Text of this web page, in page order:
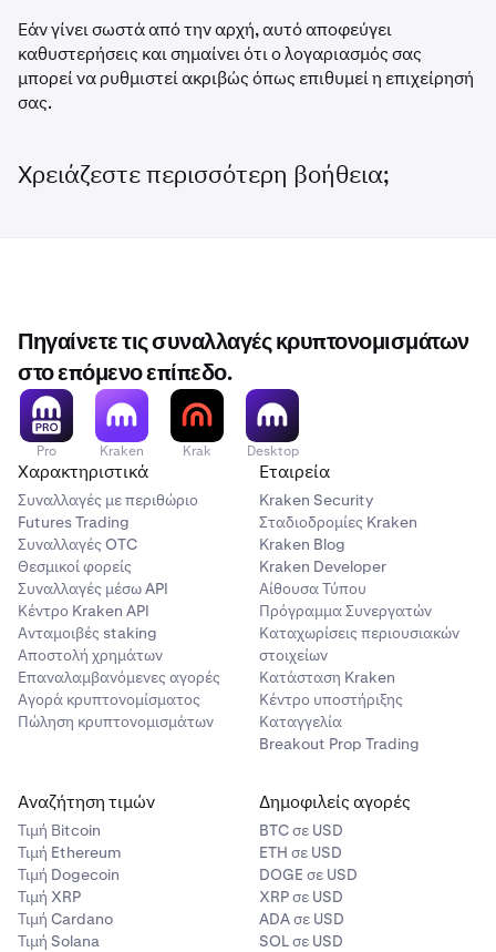
Εάν γίνει σωστά από την αρχή, αυτό αποφεύγει
καθυστερήσεις και σημαίνει ότι ο λογαριασμός σας
μπορεί να ρυθμιστεί ακριβώς όπως επιθυμεί η επιχείρησή
σας.
Χρειάζεστε περισσότερη βοήθεια;
Πηγαίνετε τις συναλλαγές κρυπτονομισμάτων
στο επόμενο επίπεδο.
Pro Kraken Krak Desktop
Χαρακτηριστικά
Συναλλαγές με περιθώριο
Futures Trading
Συναλλαγές OTC
Θεσμικοί φορείς
Συναλλαγές μέσω API
Κέντρο Kraken API
Ανταμοιβές staking
Αποστολή χρημάτων
Επαναλαμβανόμενες αγορές
Αγορά κρυπτονομίσματος
Πώληση κρυπτονομισμάτων
Εταιρεία
Kraken Security
Σταδιοδρομίες Kraken
Kraken Blog
Kraken Developer
Αίθουσα Τύπου
Πρόγραμμα Συνεργατών
Καταχωρίσεις περιουσιακών
στοιχείων
Κατάσταση Kraken
Κέντρο υποστήριξης
Καταγγελία
Breakout Prop Trading
Αναζήτηση τιμών
Τιμή Βitcoin
Τιμή Ethereum
Τιμή Dogecoin
Τιμή XRP
Τιμή Cardano
Τιμή Solana
Δημοφιλείς αγορές
BTC σε USD
ETH σε USD
DOGE σε USD
XRP σε USD
ADA σε USD
SOL σε USD